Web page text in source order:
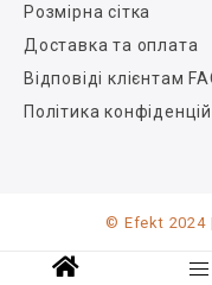
Розмірна сітка
Доставка та оплата
Відповіді клієнтам
Політика
© Efekt 2024